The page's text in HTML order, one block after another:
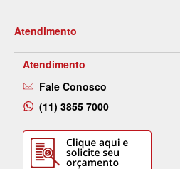
Atendimento
Atendimento
Fale Conosco
(11) 3855 7000